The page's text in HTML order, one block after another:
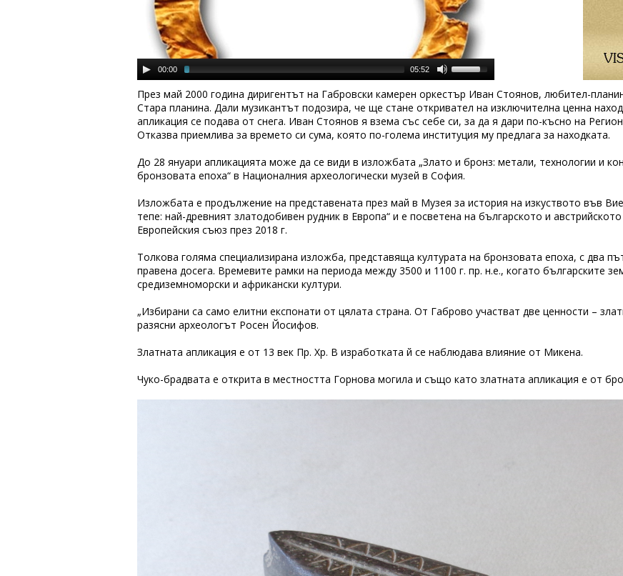
00:00 05:52
През май 2000 година диригентът на Габровски камерен оркестър Иван Стоянов, любител-
Стара планина. Дали музикантът подозира, че ще стане откривател на изключителна ценна
апликация се подава от снега. Иван Стоянов я взема със себе си, за да я дари по-късно на
Отказва приемлива за времето си сума, която по-голема институция му предлага за находката.
До 28 януари апликацията може да се види в изложбата „Злато и бронз: метали, технологии и
бронзовата епоха“ в Националния археологически музей в София.
Изложбата е продължение на представената през май в Музея за история на изкуството във
тепе: най-древният златодобивен рудник в Европа“ и е посветена на българското и
Европейския съюз през 2018 г.
Толкова голяма специализирана изложба, представяща културата на бронзовата епоха, с два
правена досега. Времевите рамки на периода между 3500 и 1100 г. пр. н.е., когато българските
средиземноморски и африкански култури.
„Избирани са само елитни експонати от цялата страна. От Габрово участват две ценности –
разясни археологът Росен Йосифов.
Златната апликация е от 13 век Пр. Хр. В изработката й се наблюдава влияние от Микена.
Чуко-брадвата е открита в местността Горнова могила и също като златната апликация е от